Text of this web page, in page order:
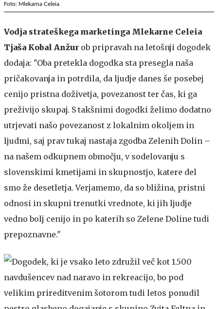
Foto: Mlekarna Celeia
Vodja strateškega marketinga Mlekarne Celeia
Tjaša Kobal Anžur ob pripravah na letošnji dogodek
dodaja: "Oba pretekla dogodka sta presegla naša
pričakovanja in potrdila, da ljudje danes še posebej
cenijo pristna doživetja, povezanost ter čas, ki ga
preživijo skupaj. S takšnimi dogodki želimo dodatno
utrjevati našo povezanost z lokalnim okoljem in
ljudmi, saj prav tukaj nastaja zgodba Zelenih Dolin –
na našem odkupnem območju, v sodelovanju s
slovenskimi kmetijami in skupnostjo, katere del
smo že desetletja. Verjamemo, da so bližina, pristni
odnosi in skupni trenutki vrednote, ki jih ljudje
vedno bolj cenijo in po katerih so Zelene Doline tudi
prepoznavne."